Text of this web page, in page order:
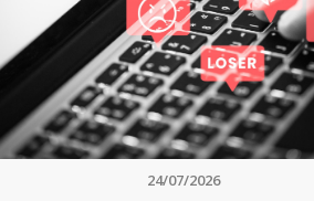
24/07/2026